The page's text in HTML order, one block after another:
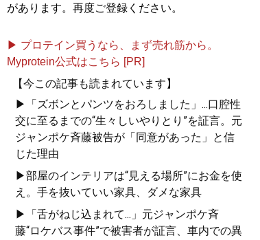
があります。再度ご登録ください。
▶ プロテイン買うなら、まず売れ筋から。
Myprotein公式はこちら [PR]
【今この記事も読まれています】
▶「ズボンとパンツをおろしました」...口腔性
交に至るまでの“生々しいやりとり”を証言。元
ジャンポケ斉藤被告が「同意があった」と信
じた理由
▶部屋のインテリアは“見える場所”にお金を使
え。手を抜いていい家具、ダメな家具
▶「舌がねじ込まれて...」元ジャンポケ斉
藤“ロケバス事件”で被害者が証言、車内での異